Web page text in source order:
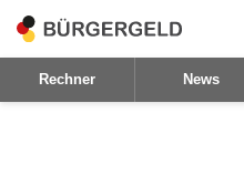
Zum
Inhalt
Rechner News